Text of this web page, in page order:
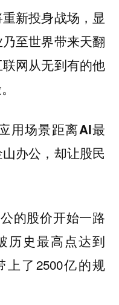
新投身战场，显
至世界带来天翻
网从无到有的他
用场景距离AI最
办公，却让股民
的股价开始一路
历史最高点达到
上了2500亿的规